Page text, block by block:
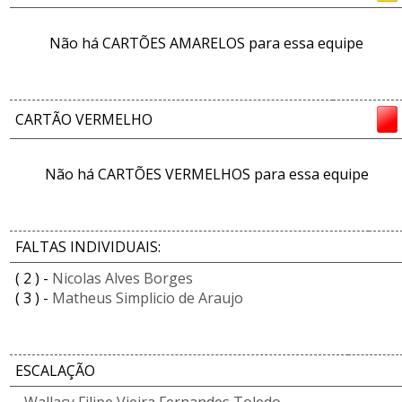
Não há CARTÕES AMARELOS para essa equipe
CARTÃO VERMELHO
Não há CARTÕES VERMELHOS para essa equipe
FALTAS INDIVIDUAIS:
( 2 ) - Nicolas Alves Borges
( 3 ) - Matheus Simplicio de Araujo
ESCALAÇÃO